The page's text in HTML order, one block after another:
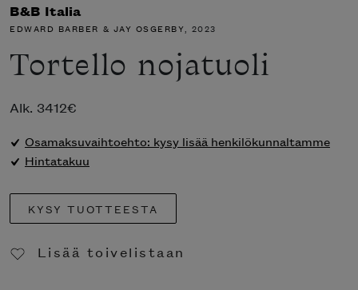
B&B Italia
EDWARD BARBER & JAY OSGERBY, 2023
Tortello nojatuoli
Alk. 3412€
Osamaksuvaihtoehto: kysy lisää henkilökunnaltamme
Hintatakuu
KYSY TUOTTEESTA
Lisää toivelistaan